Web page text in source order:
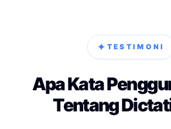
✦ TESTIMONI
Apa Kata
Tentang